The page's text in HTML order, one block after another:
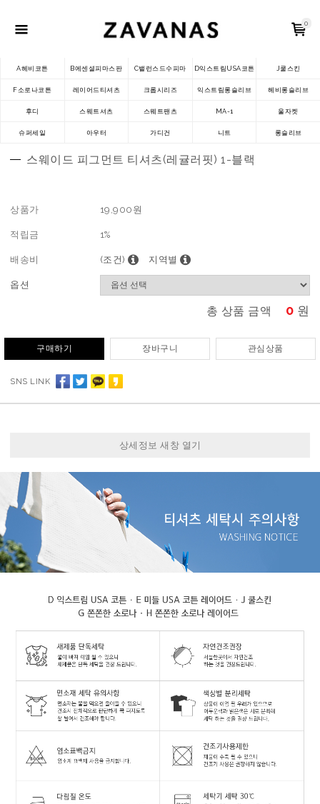
0
A헤비코튼 B에센셜피마스판 C밸런스드수피마 D익스트림USA코튼 J쿨스킨
F소로나코튼 레이어드티셔츠 크롭시리즈 익스트림롱슬리브 헤비롱슬리브
후디 스웨트셔츠 스웨트팬츠 MA-1 울자켓
슈퍼세일 아우터 가디건 니트 롱슬리브
스웨이드 피그먼트 티셔츠(레귤러핏) 1-블랙
상품가 19,900 원
적립금 1%
배송비 (조건) 지역별
옵션
총 상품 금액 0 원
구매하기 장바구니 관심상품
SNS LINK
상세정보 새창 열기